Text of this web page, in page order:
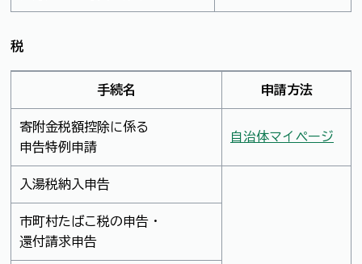
税
手続名 申請方法
寄附金税額控除に係る
申告特例申請
自治体マイページ
入湯税納入申告
市町村たばこ税の申告・
還付請求申告